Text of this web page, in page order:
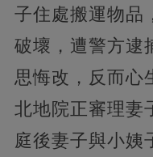
子住處搬運物品
破壞，遭警方逮
思悔改，反而心
北地院正審理妻
庭後妻子與小姨